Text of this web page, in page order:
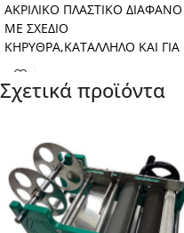
ΑΚΡΙΛΙΚΟ ΠΛΑΣΤΙΚΟ ΔΙΑΦΑΝΟ
ΜΕ ΣΧΕΔΙΟ
ΚΗΡΥΘΡΑ,ΚΑΤΑΛΛΗΛΟ ΚΑΙ ΓΙΑ
ΞΕΝΟΔΟΧΕΙΑ.ΜΕ ΕΥΧΡΗΣΤΗ
ΣΚΑΝΔΑΛΗ ΑΠΕΛΕΥΘΕΡΩΣΗΣ
ΜΕΛΙΟΥ ΠΟΥ ΣΑΣ ΕΠΙΤΡΕΠΕΙ ΝΑ
ΑΝΑΓΚΑΙΑ ΠΟΣΟΤΗΤΑ
ΜΕΛΙΟΥ.ΜΠΑΙΝΕΙ ΚΑΙ ΣΕ
ΠΛΥΝΤΗΡΙΟ ΠΙΑΤΩΝ.
Σχετικά προϊόντα